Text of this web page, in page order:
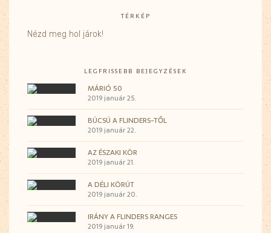
TÉRKÉP
Nézd meg hol járok!
LEGFRISSEBB BEJEGYZÉSEK
MÁRIÓ 50
2019 január 25.
BÚCSÚ A FLINDERS-TŐL
2019 január 22.
AZ ÉSZAKI KÖR
2019 január 21.
A DÉLI KÖRÚT
2019 január 20.
IRÁNY A FLINDERS RANGES
2019 január 19.